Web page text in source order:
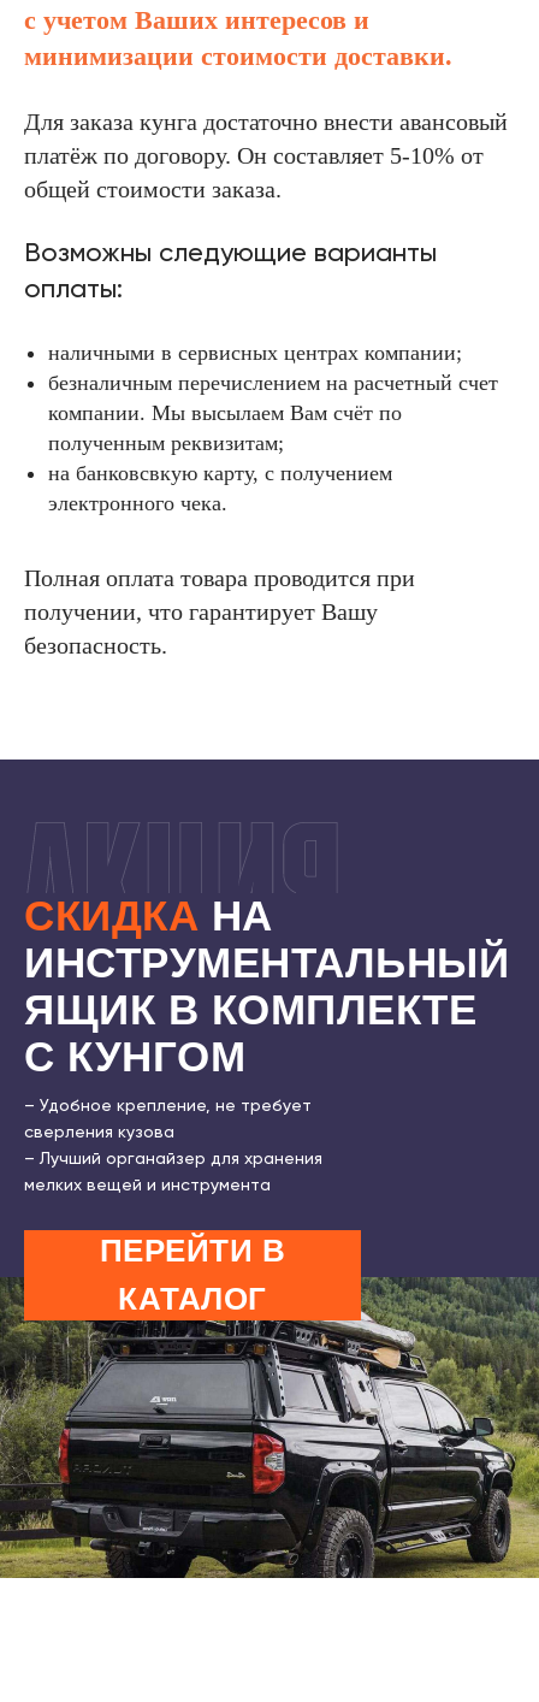
с учетом Ваших интересов и
минимизации стоимости доставки.
Для заказа кунга достаточно внести авансовый
платёж по договору. Он составляет 5-10% от
общей стоимости заказа.
Возможны следующие варианты
оплаты:
наличными в сервисных центрах компании;
безналичным перечислением на расчетный счет
компании. Мы высылаем Вам счёт по
полученным реквизитам;
на банковсвкую карту, с получением
электронного чека.
Полная оплата товара проводится при
получении, что гарантирует Вашу
безопасность.
7500 ₽ 11000 ₽
СКИДКА НА
ИНСТРУМЕНТАЛЬНЫЙ
ЯЩИК В КОМПЛЕКТЕ
С КУНГОМ
– Удобное крепление, не требует
сверления кузова
– Лучший органайзер для хранения
мелких вещей и инструмента
ПЕРЕЙТИ В
КАТАЛОГ